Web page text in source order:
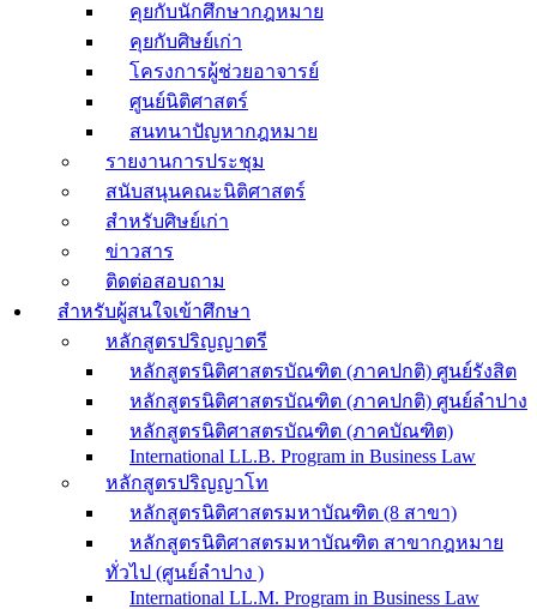
คุยกับนักศึกษากฎหมาย
คุยกับศิษย์เก่า
โครงการผู้ช่วยอาจารย์
ศูนย์นิติศาสตร์
สนทนาปัญหากฎหมาย
รายงานการประชุม
สนับสนุนคณะนิติศาสตร์
สำหรับศิษย์เก่า
ข่าวสาร
ติดต่อสอบถาม
สำหรับผู้สนใจเข้าศึกษา
หลักสูตรปริญญาตรี
หลักสูตรนิติศาสตรบัณฑิต (ภาคปกติ) ศูนย์รังสิต
หลักสูตรนิติศาสตรบัณฑิต (ภาคปกติ) ศูนย์ลำปาง
หลักสูตรนิติศาสตรบัณฑิต (ภาคบัณฑิต)
International LL.B. Program in Business Law
หลักสูตรปริญญาโท
หลักสูตรนิติศาสตรมหาบัณฑิต (8 สาขา)
หลักสูตรนิติศาสตรมหาบัณฑิต สาขากฎหมาย
ทั่วไป (ศูนย์ลำปาง )
International LL.M. Program in Business Law